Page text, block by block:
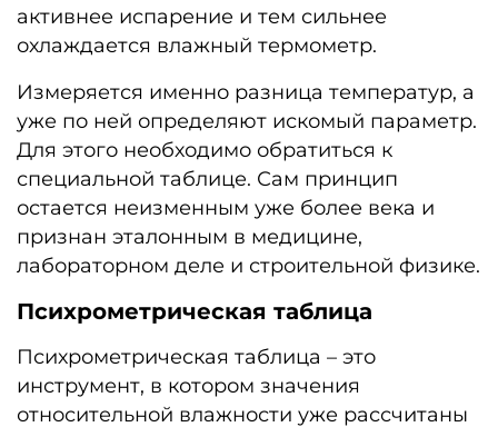
активнее испарение и тем сильнее
охлаждается влажный термометр.
Измеряется именно разница температур, а
уже по ней определяют искомый параметр.
Для этого необходимо обратиться к
специальной таблице. Сам принцип
остается неизменным уже более века и
признан эталонным в медицине,
лабораторном деле и строительной физике.
Психрометрическая таблица
Психрометрическая таблица – это
инструмент, в котором значения
относительной влажности уже рассчитаны